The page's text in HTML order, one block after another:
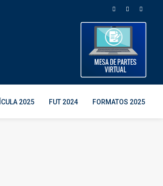
2025 FUT 2024 FORMATOS 2025